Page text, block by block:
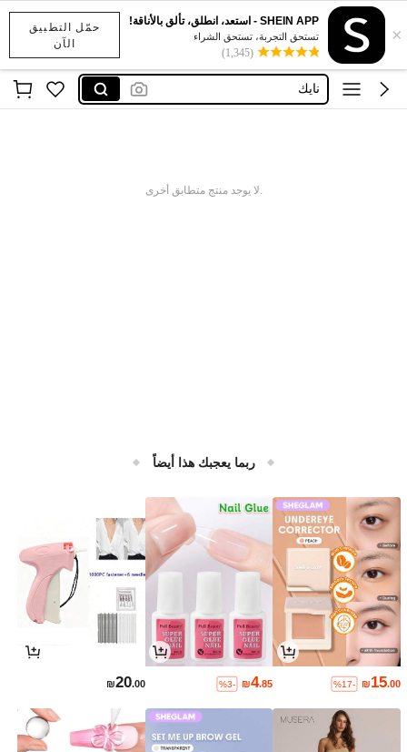
حمّل التطبيق
الآن
×
SHEIN APP - استعد، انطلق، تألق بالأناقة!
تستحق التجربة، تستحق الشراء
(1,345)
x sports
addidass
نايك
.لا يوجد منتج متطابق أخرى
ربما يعجبك هذا أيضاً
₪15.00
%17-
₪4.85
%3-
₪20.00